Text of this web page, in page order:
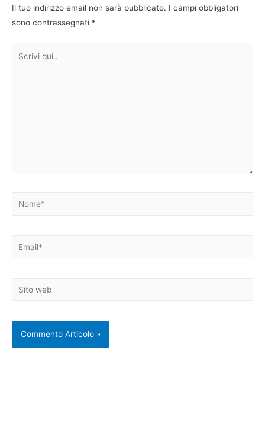
Il tuo indirizzo email non sarà pubblicato. I campi obbligatori
sono contrassegnati *
Nome*
Email*
Sito